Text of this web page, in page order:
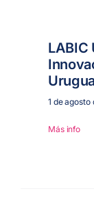
LABIC
1 de agosto
Más info